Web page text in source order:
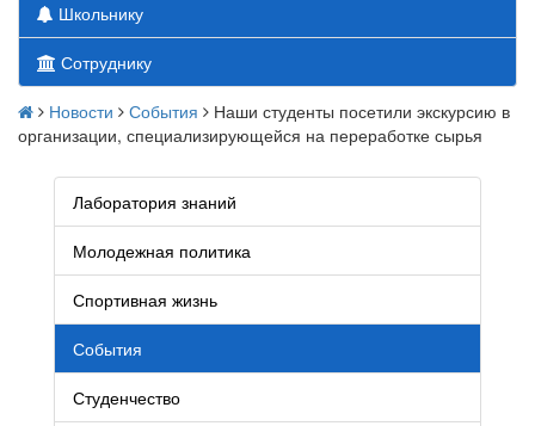
Школьнику
Сотруднику
Новости События
Наши студенты посетили экскурсию в
организации, специализирующейся на переработке сырья
Лаборатория знаний
Молодежная политика
Спортивная жизнь
События
Студенчество